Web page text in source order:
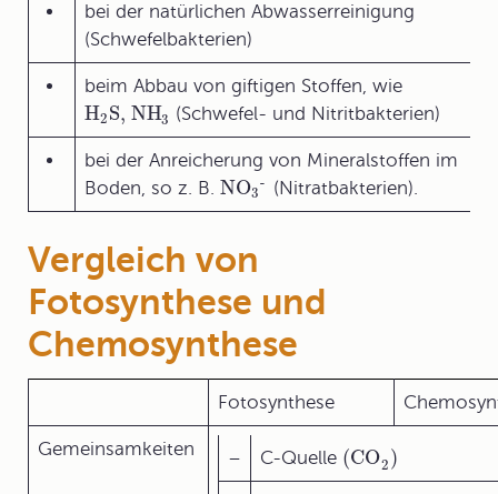
bei der natürlichen Abwasserreinigung
(Schwefelbakterien)
beim Abbau von giftigen Stoffen, wie
H2 S, NH3 (Schwefel- und Nitritbakterien)
bei der Anreicherung von Mineralstoffen im
Boden, so z. B. NO3
- (Nitratbakterien).
Vergleich von
Fotosynthese und
Chemosynthese
Fotosynthese
Gemeinsamkeiten – C-Quelle (CO2 )